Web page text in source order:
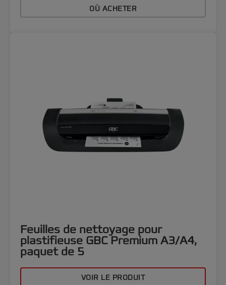
OÙ ACHETER
Feuilles de nettoyage pour
plastifieuse GBC Premium A3/A4,
paquet de 5
VOIR LE PRODUIT